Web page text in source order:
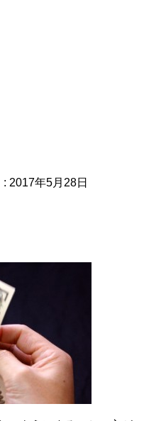
: 2017年5月28日